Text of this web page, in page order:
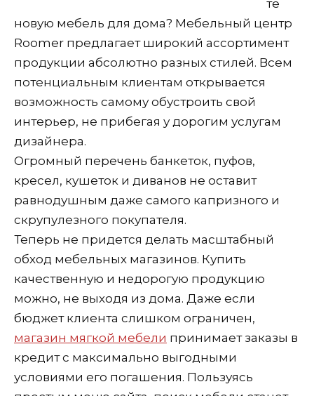
те
новую мебель для дома? Мебельный центр
Roomer предлагает широкий ассортимент
продукции абсолютно разных стилей. Всем
потенциальным клиентам открывается
возможность самому обустроить свой
интерьер, не прибегая у дорогим услугам
дизайнера.
Огромный перечень банкеток, пуфов,
кресел, кушеток и диванов не оставит
равнодушным даже самого капризного и
скрупулезного покупателя.
Теперь не придется делать масштабный
обход мебельных магазинов. Купить
качественную и недорогую продукцию
можно, не выходя из дома. Даже если
бюджет клиента слишком ограничен,
магазин мягкой мебели принимает заказы в
кредит с максимально выгодными
условиями его погашения. Пользуясь